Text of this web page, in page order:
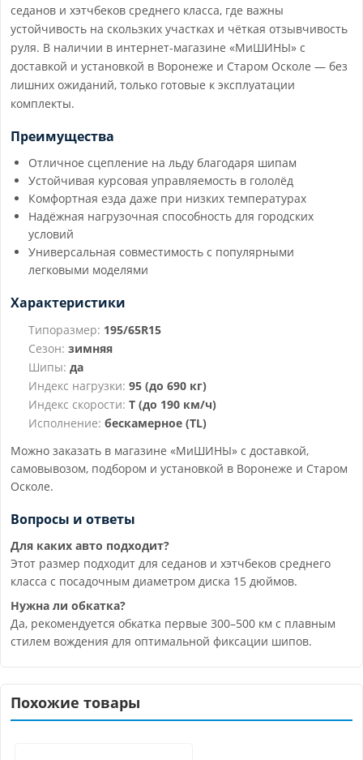
седанов и хэтчбеков среднего класса, где важны
устойчивость на скользких участках и чёткая отзывчивость
руля. В наличии в интернет-магазине «МиШИНЫ» с
доставкой и установкой в Воронеже и Старом Осколе — без
лишних ожиданий, только готовые к эксплуатации
комплекты.
Преимущества
Отличное сцепление на льду благодаря шипам
Устойчивая курсовая управляемость в гололёд
Комфортная езда даже при низких температурах
Надёжная нагрузочная способность для городских
условий
Универсальная совместимость с популярными
легковыми моделями
Характеристики
Типоразмер: 195/65R15
Сезон: зимняя
Шипы: да
Индекс нагрузки: 95 (до 690 кг)
Индекс скорости: T (до 190 км/ч)
Исполнение: бескамерное (TL)
Можно заказать в магазине «МиШИНЫ» с доставкой,
самовывозом, подбором и установкой в Воронеже и Старом
Осколе.
Вопросы и ответы
Для каких авто подходит?
Этот размер подходит для седанов и хэтчбеков среднего
класса с посадочным диаметром диска 15 дюймов.
Нужна ли обкатка?
Да, рекомендуется обкатка первые 300–500 км с плавным
стилем вождения для оптимальной фиксации шипов.
Похожие товары